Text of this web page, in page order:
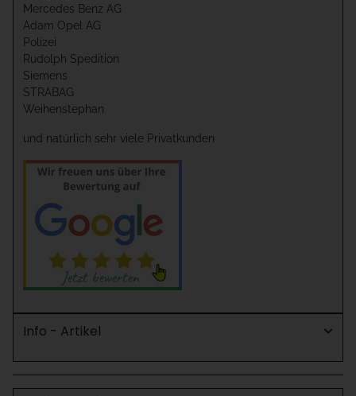
Mercedes Benz AG
Adam Opel AG
Polizei
Rudolph Spedition
Siemens
STRABAG
Weihenstephan
und natürlich sehr viele Privatkunden
Info - Artikel